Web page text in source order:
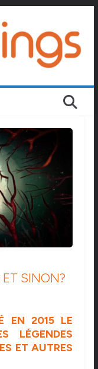
ET SINON?
EN 2015 LE
LÉGENDES
ET AUTRES